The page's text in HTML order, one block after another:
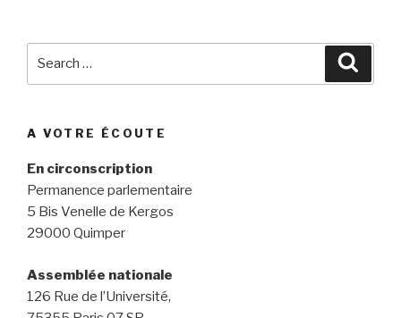
A VOTRE ÉCOUTE
En circonscription
Permanence parlementaire
5 Bis Venelle de Kergos
29000 Quimper
Assemblée nationale
126 Rue de l’Université,